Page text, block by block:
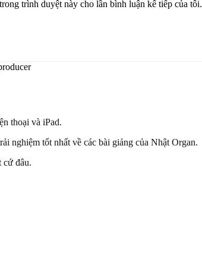
trình duyệt này cho lần bình luận kế tiếp của tôi.
thoại và iPad.
nghiệm tốt nhất về các bài giảng của Nhật Organ.
cứ đâu.